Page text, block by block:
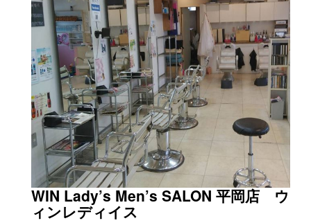
WIN Lady’s Men’s SALON 平岡店 ウ
ィンレディイス